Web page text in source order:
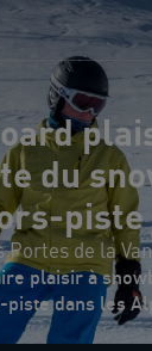
du
piste
Portes de la
plaisir à
piste dans les